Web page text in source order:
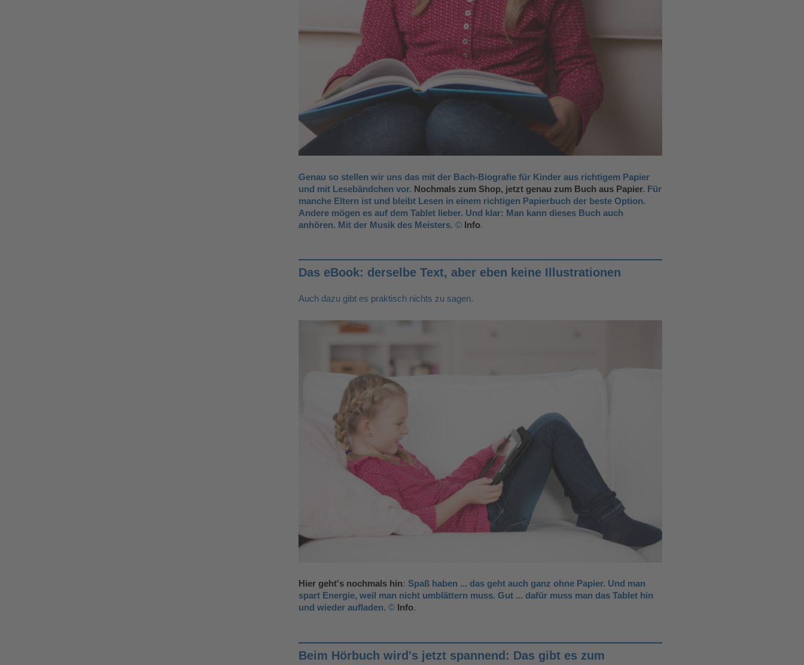
Genau so stellen wir uns das mit der Bach-Biografie für Kinder aus richtigem Papier
und mit Lesebändchen vor. Nochmals zum Shop, jetzt genau zum Buch aus Papier. Für
manche Eltern ist und bleibt Lesen in einem richtigen Papierbuch der beste Option.
Andere mögen es auf dem Tablet lieber. Und klar: Man kann dieses Buch auch
anhören. Mit der Musik des Meisters.© Info.
Das eBook: derselbe Text, aber eben keine Illustrationen
Auch dazu gibt es praktisch nichts zu sagen.
Hier geht's nochmals hin: Spaß haben ... das geht auch ganz ohne Papier. Und man
spart Energie, weil man nicht umblättern muss. Gut ... dafür muss man das Tablet hin
und wieder aufladen. © Info.
Beim Hörbuch wird's jetzt spannend: Das gibt es zum